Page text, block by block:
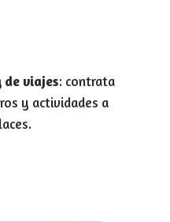
de viajes: contrata
y actividades a